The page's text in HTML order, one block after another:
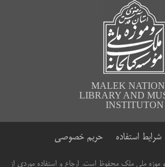
MALEK
LIBRARY AND
INSTITUTON
شرایط استفاده حریم خصوصی
موزه ملی ملک محفوظ است. ارجاع و استفاده موردی از